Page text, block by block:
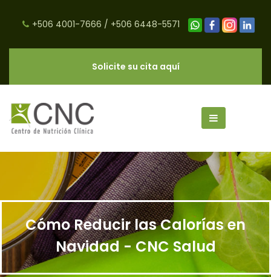
+506 4001-7666 / +506 6448-5571
Solicite su cita aquí
Cómo Reducir las Calorías en
Navidad - CNC Salud